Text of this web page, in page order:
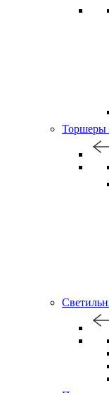
Торшеры